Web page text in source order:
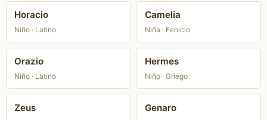
Horacio
Niño · Latino
Camelia
Niña · Fenicio
Orazio
Niño · Latino
Hermes
Niño · Griego
Zeus Genaro